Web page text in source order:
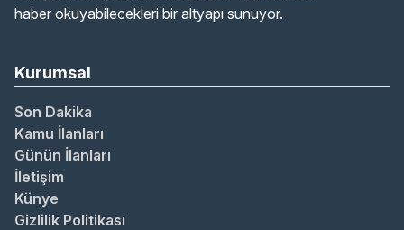
haber okuyabilecekleri bir altyapı sunuyor.
Kurumsal
Son Dakika
Kamu İlanları
Günün İlanları
İletişim
Künye
Gizlilik Politikası